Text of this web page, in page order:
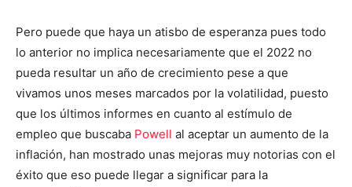
Pero puede que haya un atisbo de esperanza pues todo
lo anterior no implica necesariamente que el 2022 no
pueda resultar un año de crecimiento pese a que
vivamos unos meses marcados por la volatilidad, puesto
que los últimos informes en cuanto al estímulo de
empleo que buscaba Powell al aceptar un aumento de la
inflación, han mostrado unas mejoras muy notorias con el
éxito que eso puede llegar a significar para la